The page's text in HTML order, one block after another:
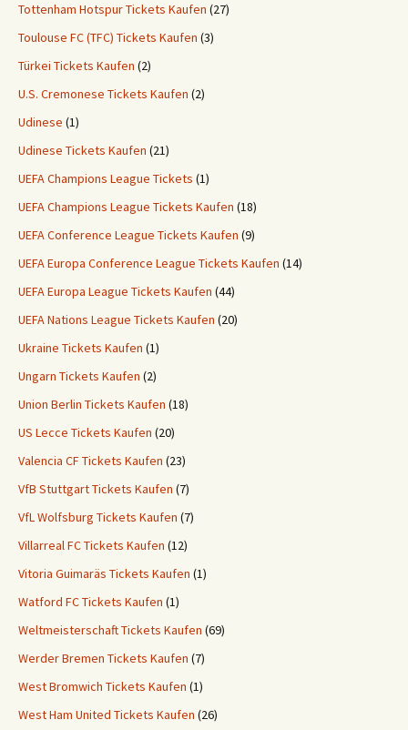
Tottenham Hotspur Tickets Kaufen (27)
Toulouse FC (TFC) Tickets Kaufen (3)
Türkei Tickets Kaufen (2)
U.S. Cremonese Tickets Kaufen (2)
Udinese (1)
Udinese Tickets Kaufen (21)
UEFA Champions League Tickets (1)
UEFA Champions League Tickets Kaufen (18)
UEFA Conference League Tickets Kaufen (9)
UEFA Europa Conference League Tickets Kaufen (14)
UEFA Europa League Tickets Kaufen (44)
UEFA Nations League Tickets Kaufen (20)
Ukraine Tickets Kaufen (1)
Ungarn Tickets Kaufen (2)
Union Berlin Tickets Kaufen (18)
US Lecce Tickets Kaufen (20)
Valencia CF Tickets Kaufen (23)
VfB Stuttgart Tickets Kaufen (7)
VfL Wolfsburg Tickets Kaufen (7)
Villarreal FC Tickets Kaufen (12)
Vitoria Guimaräs Tickets Kaufen (1)
Watford FC Tickets Kaufen (1)
Weltmeisterschaft Tickets Kaufen (69)
Werder Bremen Tickets Kaufen (7)
West Bromwich Tickets Kaufen (1)
West Ham United Tickets Kaufen (26)